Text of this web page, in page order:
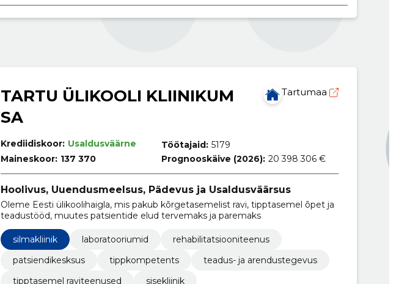
TARTU ÜLIKOOLI KLIINIKUM
SA
Tartumaa
Krediidiskoor: Usaldusväärne
Maineskoor: 137 370
Töötajaid: 5179
Prognooskäive (2026): 20 398 306 €
Hoolivus, Uuendusmeelsus, Pädevus ja Usaldusväärsus
Oleme Eesti ülikoolihaigla, mis pakub kõrgetasemelist ravi, tipptasemel õpet ja
teadustööd, muutes patsientide elud tervemaks ja paremaks
silmakliinik laboratooriumid
rehabilitatsiooniteenus
patsiendikesksus
tippkompetents
teadus- ja arendustegevus
tipptasemel raviteenused
sisekliinik